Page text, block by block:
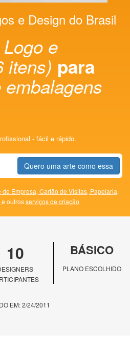
e Design do Brasil
Logo e
itens) para
- fácil e rápido.
Quero uma arte como essa
de Empresa, Cartão de Visitas, Papelaria,
e outrosserviços de criação
10 BÁSICO
PLANO ESCOLHIDO
EM: 2/24/2011